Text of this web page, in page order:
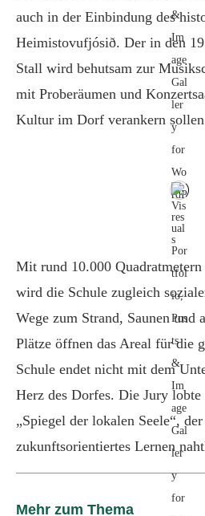
auch in der Einbindung des
Heimistovufjósið. Der in den
Stall wird behutsam zur
mit Proberäumen und
Kultur im Dorf verankern
Mit rund 10.000
wird die Schule zugleich
Wege zum Strand, Saunen und
Plätze öffnen das Areal für die
Schule endet nicht mit dem
Herz des Dorfes. Die Jury
„Spiegel der lokalen Seele“,
zukunftsorientiertes Lernen
Mehr zum Thema